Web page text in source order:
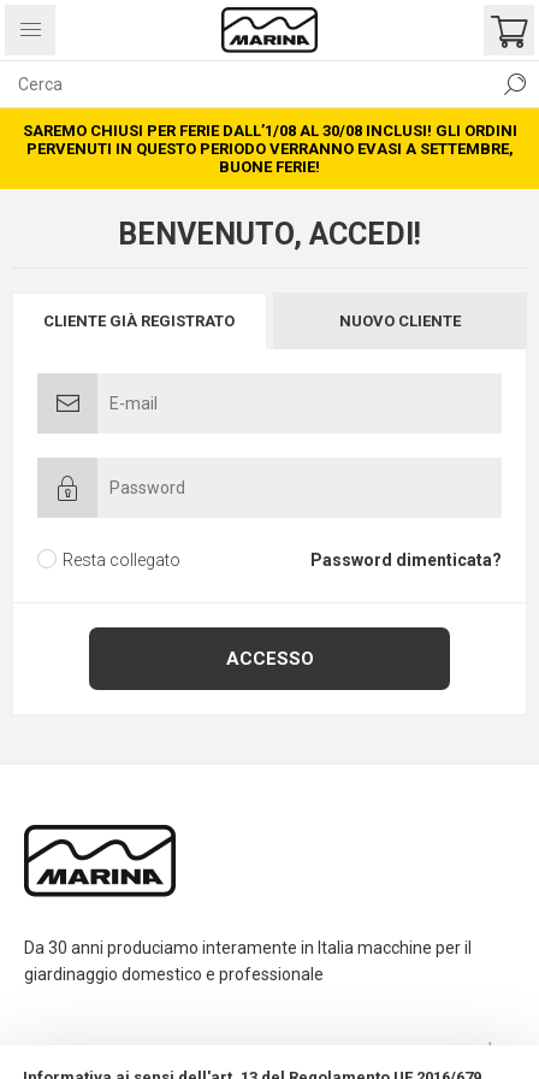
SAREMO CHIUSI PER FERIE DALL’1/08 AL 30/08 INCLUSI! GLI ORDINI
PERVENUTI IN QUESTO PERIODO VERRANNO EVASI A SETTEMBRE,
BUONE FERIE!
BENVENUTO, ACCEDI!
CLIENTE GIÀ REGISTRATO NUOVO CLIENTE
Resta collegato Password dimenticata?
Da 30 anni produciamo interamente in Italia macchine per il
giardinaggio domestico e professionale